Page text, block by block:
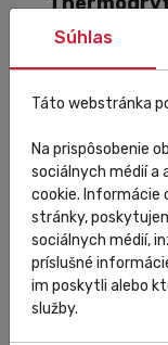
sa vyžaduje
pružnosť.
úpravou, ktorá
Šport/
climbing, trail
Súhlas
Táto webstránka
Na prispôsobenie
sociálnych médií a
cookie. Informácie
stránky,
sociálnych médií,
príslušné
im poskytli alebo
služby.